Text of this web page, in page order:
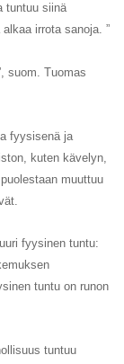
tuntuu siinä
irrota sanoja. ”
suom. Tuomas
fyysisenä ja
kuten kävelyn,
muuttuu
fyysinen tuntu:
tuntu on runon
tuntuu